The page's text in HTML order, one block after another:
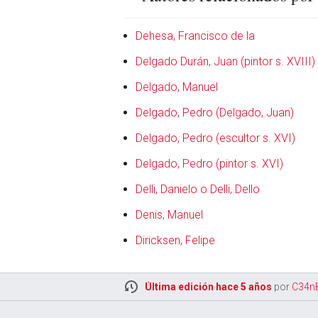
Dehesa, Francisco de la
Delgado Durán, Juan (pintor s. XVIII)
Delgado, Manuel
Delgado, Pedro (Delgado, Juan)
Delgado, Pedro (escultor s. XVI)
Delgado, Pedro (pintor s. XVI)
Delli, Danielo o Delli, Dello
Denis, Manuel
Diricksen, Felipe
Última edición hace 5 años por